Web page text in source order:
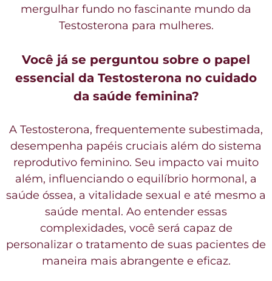
mergulhar fundo no fascinante mundo da
Testosterona para mulheres.
Você já se perguntou sobre o papel
essencial da Testosterona no cuidado
da saúde feminina?
A Testosterona, frequentemente subestimada,
desempenha papéis cruciais além do sistema
reprodutivo feminino. Seu impacto vai muito
além, influenciando o equilíbrio hormonal, a
saúde óssea, a vitalidade sexual e até mesmo a
saúde mental. Ao entender essas
complexidades, você será capaz de
personalizar o tratamento de suas pacientes de
maneira mais abrangente e eficaz.